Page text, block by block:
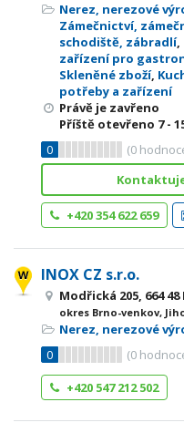
Nerez, nerezové
Zámečnictví,
schodiště, zábradlí,
zařízení pro
Skleněné zboží,
potřeby a zařízení
Právě je zavřeno
Příště otevřeno 7 -
0
(0
+420 354 622 659
INOX CZ s.r.o.
Modřická 205, 664
okres Brno-venkov,
Nerez, nerezové
0
(0
+420 547 212 502